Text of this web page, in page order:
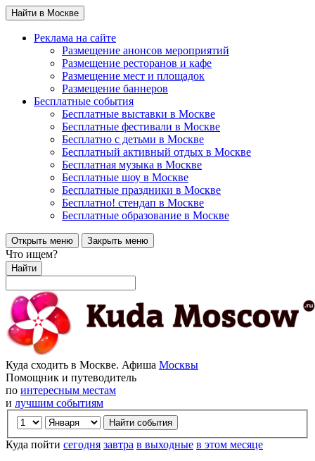
Найти в Москве
Реклама на сайте
Размещение анонсов мероприятий
Размещение ресторанов и кафе
Размещение мест и площадок
Размещение баннеров
Бесплатные события
Бесплатные выставки в Москве
Бесплатные фестивали в Москве
Бесплатно с детьми в Москве
Бесплатный активный отдых в Москве
Бесплатная музыка в Москве
Бесплатные шоу в Москве
Бесплатные праздники в Москве
Бесплатно! стендап в Москве
Бесплатные образование в Москве
Открыть меню Закрыть меню
Что ищем?
Найти
Куда сходить в Москве. Афиша Москвы
Помощник и путеводитель
по интересным местам
и лучшим событиям
Куда пойти сегодня завтра в выходные в этом месяце